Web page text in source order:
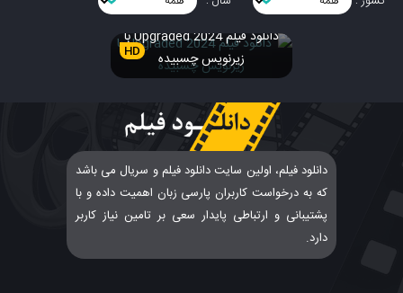
دانلود فیلم Upgraded 2024 با
زیرنویس چسبیده
HD
دانلود فیلم، اولین سایت دانلود فیلم و سریال می باشد
که به درخواست کاربران پارسی زبان اهمیت داده و با
پشتیبانی و ارتباطی پایدار سعی بر تامین نیاز کاربر
دارد.